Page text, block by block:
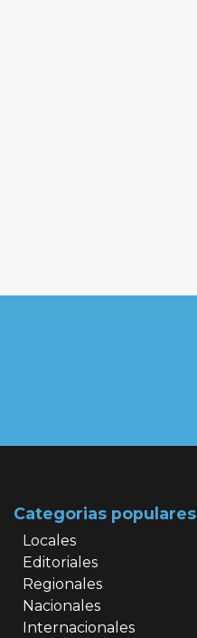
Categorias populares
Locales
Editoriales
Regionales
Nacionales
Internacionales